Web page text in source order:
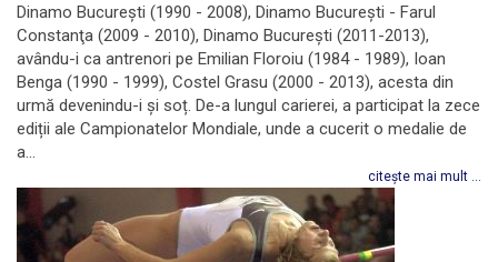
Dinamo Bucureşti (1990 - 2008), Dinamo Bucureşti - Farul
Constanţa (2009 - 2010), Dinamo Bucureşti (2011-2013),
avându-i ca antrenori pe Emilian Floroiu (1984 - 1989), Ioan
Benga (1990 - 1999), Costel Grasu (2000 - 2013), acesta din
urmă devenindu-i și soț. De-a lungul carierei, a participat la zece
ediții ale Campionatelor Mondiale, unde a cucerit o medalie de
a...
citește mai mult ...